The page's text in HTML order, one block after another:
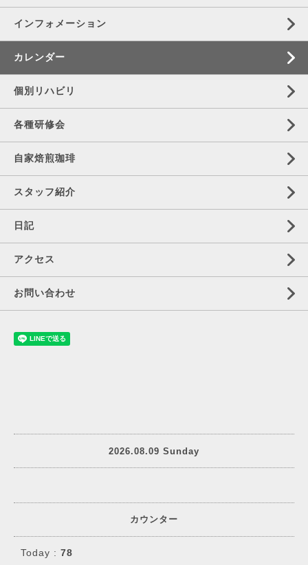
インフォメーション
カレンダー
個別リハビリ
各種研修会
自家焙煎珈琲
スタッフ紹介
日記
アクセス
お問い合わせ
2026.08.09 Sunday
カウンター
Today : 78